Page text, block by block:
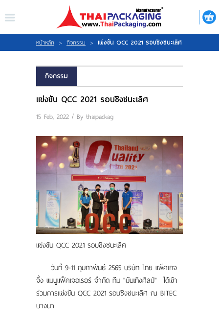
ไทย ENGLISH
LOGIN REGISTER
My Wishlist
เกี่ยวกับเรา
กิจกรรม
ร่วมงานกับเรา
ติดต่อเรา
หน้าหลัก > กิจกรรม > แข่งขัน QCC 2021 รอบชิงชนะเลิศ
กิจกรรม
แข่งขัน QCC 2021 รอบชิงชนะเลิศ
15 Feb, 2022 / By thaipackag
แข่งขัน QCC 2021 รอบชิงชนะเลิศ
วันที่ 9-11 กุมภาพันธ์ 2565 บริษัท ไทย แพ็คเกจ
จิ้ง แมนูแฟ็คเจอเรอร์ จำกัด ทีม "บันเทิงศิลป์" ได้เข้า
ร่วมการแข่งขัน QCC 2021 รอบชิงชนะเลิศ ณ BITEC
บางนา